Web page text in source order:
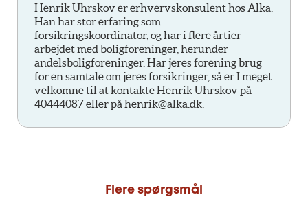
Henrik Uhrskov er erhvervskonsulent hos Alka.
Han har stor erfaring som
forsikringskoordinator, og har i flere årtier
arbejdet med boligforeninger, herunder
andelsboligforeninger. Har jeres forening brug
for en samtale om jeres forsikringer, så er I meget
velkomne til at kontakte Henrik Uhrskov på
40444087 eller på henrik@alka.dk.
Flere spørgsmål